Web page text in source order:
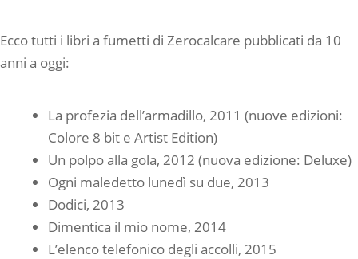
Ecco tutti i libri a fumetti di Zerocalcare pubblicati da 10
anni a oggi:
La profezia dell’armadillo, 2011 (nuove edizioni:
Colore 8 bit e Artist Edition)
Un polpo alla gola, 2012 (nuova edizione: Deluxe)
Ogni maledetto lunedì su due, 2013
Dodici, 2013
Dimentica il mio nome, 2014
L’elenco telefonico degli accolli, 2015